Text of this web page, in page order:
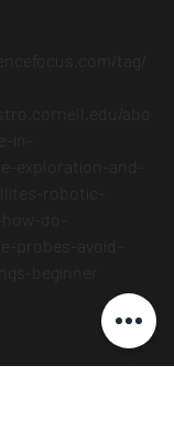
tag/
abo
in-
exploration-and-
robotic-
do-
probes-avoid-
beginner